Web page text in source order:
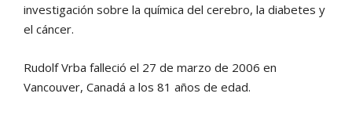
investigación sobre la química del cerebro, la diabetes y
el cáncer.
Rudolf Vrba falleció el 27 de marzo de 2006 en
Vancouver, Canadá a los 81 años de edad.